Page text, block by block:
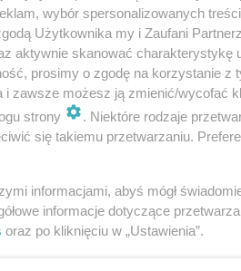
na działanie niskiej
niż maty. Dlatego tu
się kabli grzejnych
najlepiej można
dużo energii, a gdy
Przewody się nie
pożarem, na przykład na
wybór spersonalizowanych
Użytkownika my i Zaufani
aktywnie skanować charakterystykę
prosimy o zgodę na korzystanie z
i zawsze możesz ją zmienić/wycofać
strony
. Niektóre rodzaje
się takiemu przetwarzaniu.
informacjami, abyś mógł
informacje dotyczące
oraz po kliknięciu w „Ustawienia”.